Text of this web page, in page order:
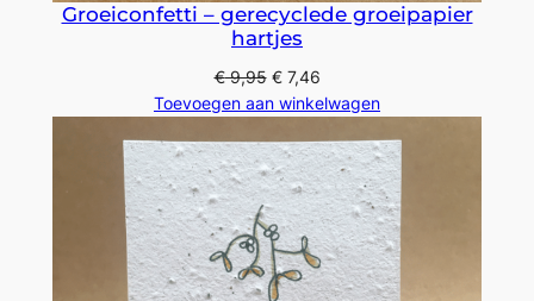
Groeiconfetti – gerecyclede groeipapier
hartjes
€9,95 €7,46
Toevoegen aan winkelwagen